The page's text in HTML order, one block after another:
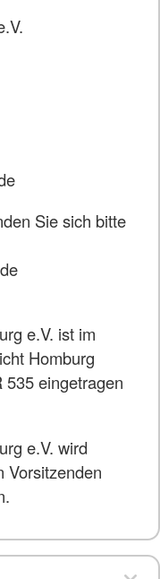
Sie sich bitte
e.V. ist im
Homburg
535 eingetragen
e.V. wird
Vorsitzenden